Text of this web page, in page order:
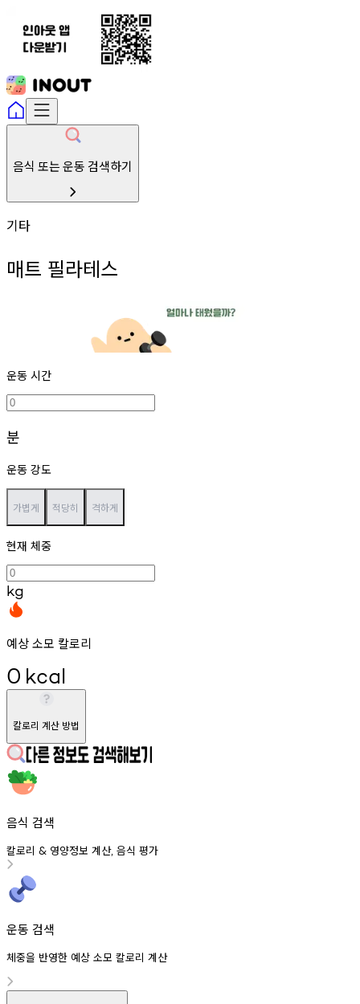
음식 또는 운동 검색하기
기타
매트 필라테스
운동 시간
분
운동 강도
가볍게 적당히 격하게
현재 체중
kg
예상 소모 칼로리
0 kcal
칼로리 계산 방법
음식 검색
칼로리 & 영양정보 계산, 음식 평가
운동 검색
체중을 반영한 예상 소모 칼로리 계산